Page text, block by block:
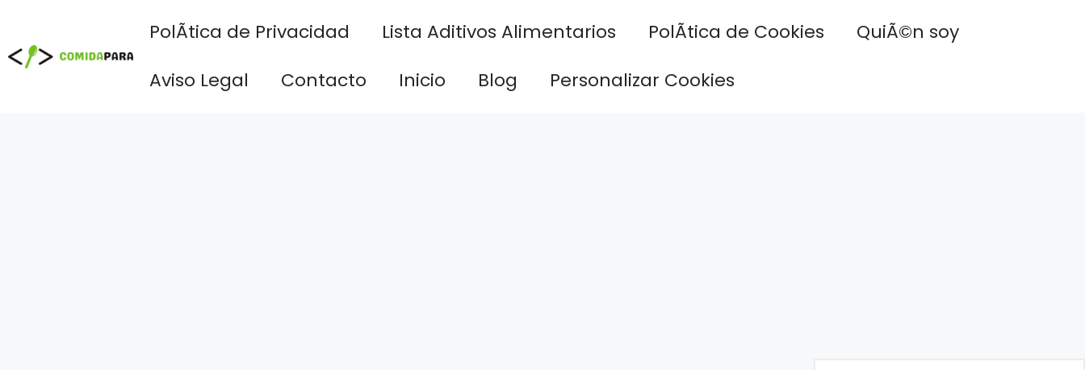
contenido
PolÃ­tica de Privacidad Lista Aditivos Alimentarios PolÃ­tica de Cookies
QuiÃ©n soy
Aviso Legal
Contacto Inicio Blog Personalizar Cookies